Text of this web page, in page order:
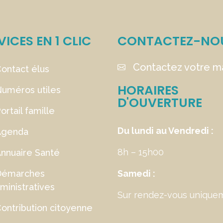
EN 1 CLIC
élus
utiles
famille
Santé
citoyenne
CONTACTEZ-
Contactez votre
HORAIRES
D'OUVERTURE
Du lundi au Vendredi :
8h – 15h00
Samedi :
Sur rendez-vous